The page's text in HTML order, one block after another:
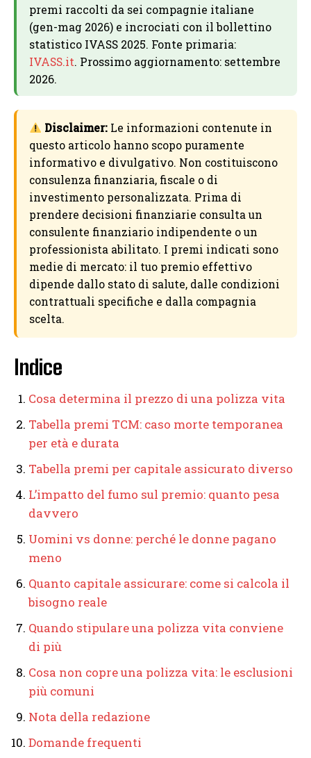
premi raccolti da sei compagnie italiane
(gen-mag 2026) e incrociati con il bollettino
statistico IVASS 2025. Fonte primaria:
IVASS.it. Prossimo aggiornamento: settembre
2026.
Disclaimer:Le informazioni contenute in
questo articolo hanno scopo puramente
informativo e divulgativo. Non costituiscono
consulenza finanziaria, fiscale o di
investimento personalizzata. Prima di
prendere decisioni finanziarie consulta un
consulente finanziario indipendente o un
professionista abilitato. I premi indicati sono
medie di mercato: il tuo premio effettivo
dipende dallo stato di salute, dalle condizioni
contrattuali specifiche e dalla compagnia
scelta.
Indice
Cosa determina il prezzo di una polizza vita
Tabella premi TCM: caso morte temporanea
per età e durata
Tabella premi per capitale assicurato diverso
L’impatto del fumo sul premio: quanto pesa
davvero
Uomini vs donne: perché le donne pagano
meno
Quanto capitale assicurare: come si calcola il
bisogno reale
Quando stipulare una polizza vita conviene
di più
Cosa non copre una polizza vita: le esclusioni
più comuni
Nota della redazione
Domande frequenti